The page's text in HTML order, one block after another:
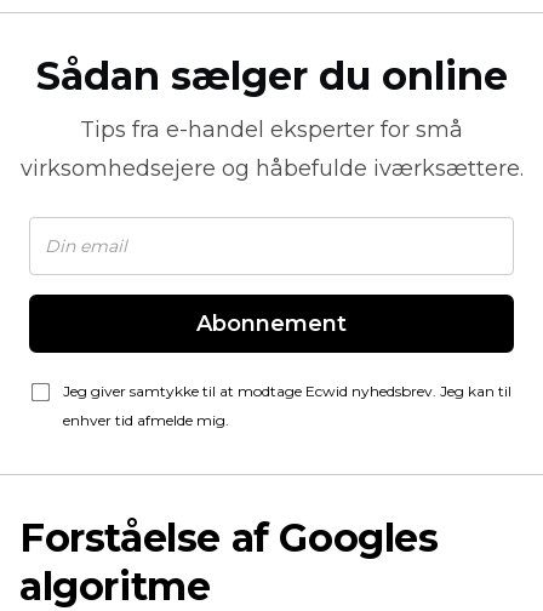
Sådan sælger du online
Tips fra e-handel eksperter for små
virksomhedsejere og håbefulde iværksættere.
Abonnement
Jeg giver samtykke til at modtage Ecwid nyhedsbrev. Jeg kan til
enhver tid afmelde mig.
Forståelse af Googles
algoritme